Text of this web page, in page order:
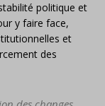
politique et
y faire face,
et
des